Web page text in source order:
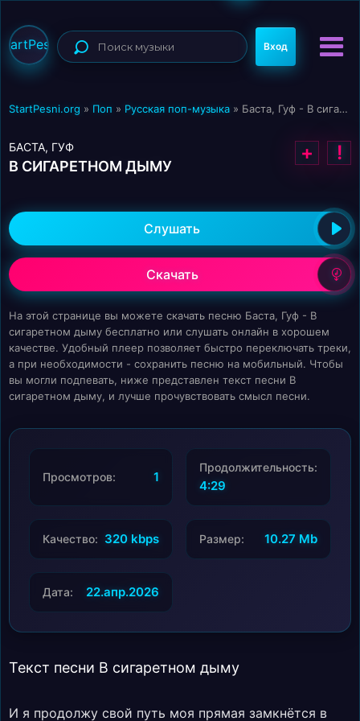
Вход
StartPesni.org » Поп » Русская поп-музыка » Баста, Гуф - В сигаретном дыму
БАСТА, ГУФ
В СИГАРЕТНОМ ДЫМУ
+ !
Слушать
Скачать
На этой странице вы можете скачать песню Баста, Гуф - В
сигаретном дыму бесплатно или слушать онлайн в хорошем
качестве. Удобный плеер позволяет быстро переключать треки,
а при необходимости - сохранить песню на мобильный. Чтобы
вы могли подпевать, ниже представлен текст песни В
сигаретном дыму, и лучше прочувствовать смысл песни.
Просмотров: 1
Продолжительность:
4:29
Качество: 320 kbps Размер: 10.27 Mb
Дата: 22.апр.2026
Текст песни В сигаретном дыму
И я продолжу свой путь моя прямая замкнётся в